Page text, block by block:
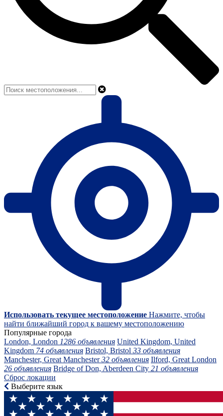
Использовать текущее местоположение Нажмите, чтобы
найти ближайший город к вашему местоположению
Популярные города
London, London 1286 объявления United Kingdom, United
Kingdom 74 объявления Bristol, Bristol 33 объявления
Manchester, Great Manchester32 объявления Ilford, Great London
26 объявления Bridge of Don, Aberdeen City 21 объявления
Сброс локации
Выберите язык